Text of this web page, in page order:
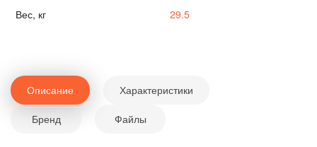
Вес, кг 29.5
Описание Характеристики
Бренд Файлы